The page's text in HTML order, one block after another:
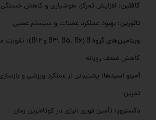
کافئین: افزایش تمرکز، هوشیاری و کاهش خستگی
تائورین: بهبود عملکرد عضلات و سیستم عصبی
ویتامین‌های گروه B (B3، B5، B6 و B12):
تقویت
کاهش ضعف روزانه
آمینو اسیدها: پشتیبانی از عملکرد ورزشی و
تمرین
دکستروز: تأمین فوری انرژی در کوتاه‌ترین زمان